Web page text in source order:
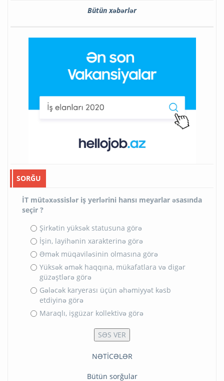
Bütün xəbərlər
SORĞU
İT mütəxəssislər iş yerlərini hansı meyarlar əsasında
seçir ?
Şirkətin yüksək statusuna görə
İşin, layihənin xarakterinə görə
Əmək müqaviləsinin olmasına görə
Yüksək əmək haqqına, mükafatlara və digər
güzəştlərə görə
Gələcək karyerası üçün əhəmiyyət kəsb
etdiyinə görə
Maraqlı, işgüzar kollektivə görə
NƏTİCƏLƏR
Bütün sorğular